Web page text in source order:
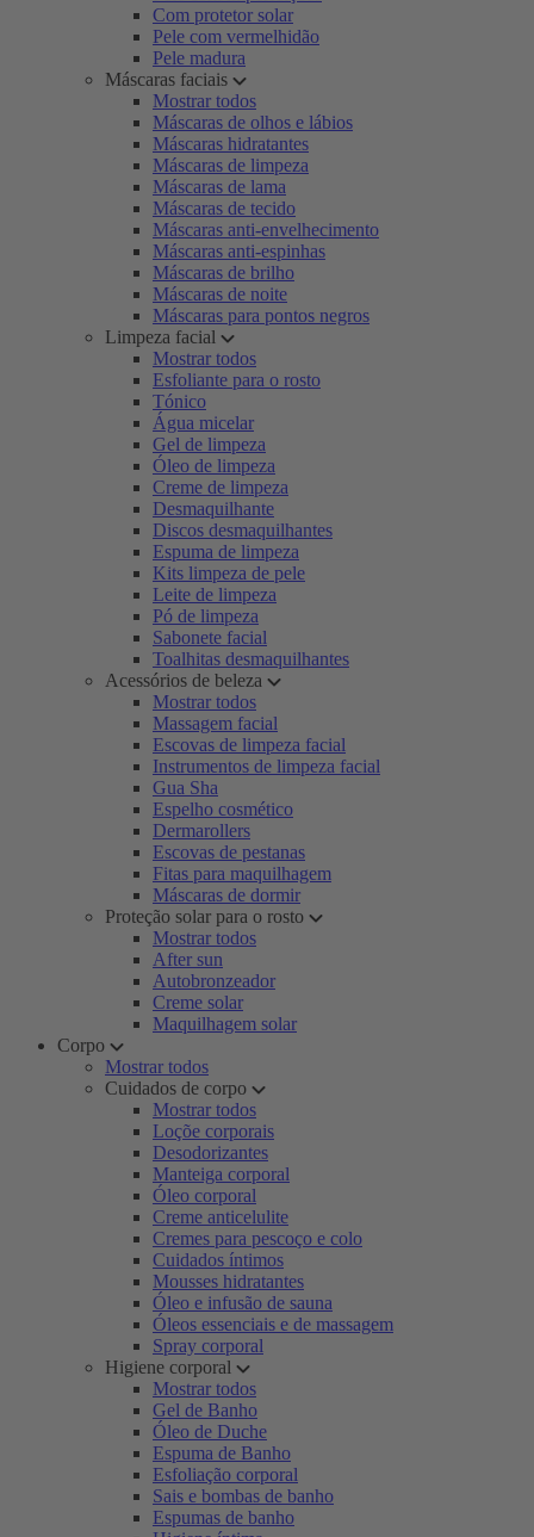
Com protetor solar
Pele com vermelhidão
Pele madura
Máscaras faciais
Mostrar todos
Máscaras de olhos e lábios
Máscaras hidratantes
Máscaras de limpeza
Máscaras de lama
Máscaras de tecido
Máscaras anti-envelhecimento
Máscaras anti-espinhas
Máscaras de brilho
Máscaras de noite
Máscaras para pontos negros
Limpeza facial
Mostrar todos
Esfoliante para o rosto
Tónico
Água micelar
Gel de limpeza
Óleo de limpeza
Creme de limpeza
Desmaquilhante
Discos desmaquilhantes
Espuma de limpeza
Kits limpeza de pele
Leite de limpeza
Pó de limpeza
Sabonete facial
Toalhitas desmaquilhantes
Acessórios de beleza
Mostrar todos
Massagem facial
Escovas de limpeza facial
Instrumentos de limpeza facial
Gua Sha
Espelho cosmético
Dermarollers
Escovas de pestanas
Fitas para maquilhagem
Máscaras de dormir
Proteção solar para o rosto
Mostrar todos
After sun
Autobronzeador
Creme solar
Maquilhagem solar
Corpo
Mostrar todos
Cuidados de corpo
Mostrar todos
Loçõe corporais
Desodorizantes
Manteiga corporal
Óleo corporal
Creme anticelulite
Cremes para pescoço e colo
Cuidados íntimos
Mousses hidratantes
Óleo e infusão de sauna
Óleos essenciais e de massagem
Spray corporal
Higiene corporal
Mostrar todos
Gel de Banho
Óleo de Duche
Espuma de Banho
Esfoliação corporal
Sais e bombas de banho
Espumas de banho